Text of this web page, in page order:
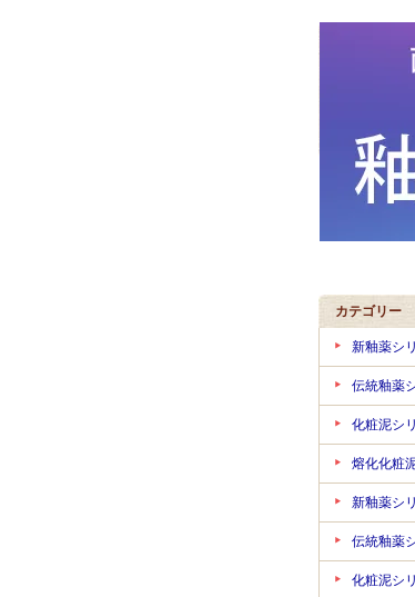
カテゴリー
新釉薬
伝統釉薬
化粧泥
熔化化粧
新釉薬
伝統釉薬
化粧泥